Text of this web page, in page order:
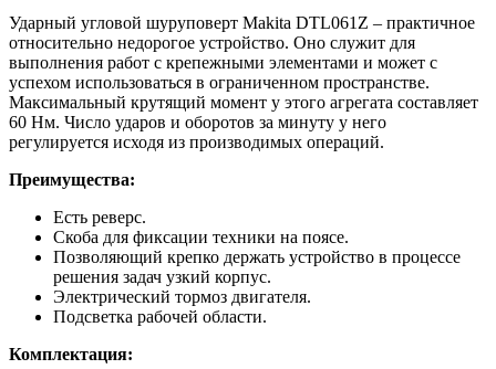
Ударный угловой шуруповерт Makita DTL061Z – практичное
относительно недорогое устройство. Оно служит для
выполнения работ с крепежными элементами и может с
успехом использоваться в ограниченном пространстве.
Максимальный крутящий момент у этого агрегата составляет
60 Нм. Число ударов и оборотов за минуту у него
регулируется исходя из производимых операций.
Преимущества:
Есть реверс.
Скоба для фиксации техники на поясе.
Позволяющий крепко держать устройство в процессе
решения задач узкий корпус.
Электрический тормоз двигателя.
Подсветка рабочей области.
Комплектация: